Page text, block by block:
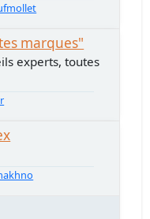
marques"
experts, toutes